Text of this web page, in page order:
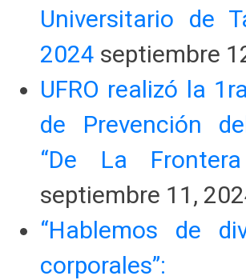
Universitario de
2024 septiembre
UFRO realizó la
de Prevención
“De La
septiembre 11,
“Hablemos de
corporales”: